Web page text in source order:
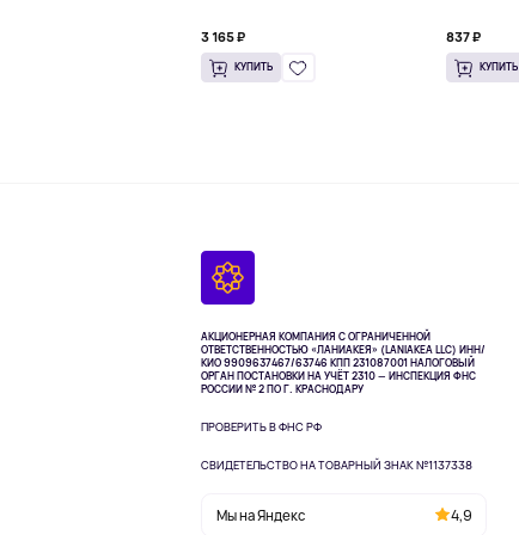
3 165 ₽
КУПИТЬ
837 ₽
КУПИТЬ
АКЦИОНЕРНАЯ КОМПАНИЯ С ОГРАНИЧЕННОЙ
ОТВЕТСТВЕННОСТЬЮ «ЛАНИАКЕЯ» (LANIAKEA LLC) ИНН/
КИО 9909637467/63746 КПП 231087001 НАЛОГОВЫЙ
ОРГАН ПОСТАНОВКИ НА УЧЁТ 2310 — ИНСПЕКЦИЯ ФНС
РОССИИ № 2 ПО Г. КРАСНОДАРУ
ПРОВЕРИТЬ В ФНС РФ
СВИДЕТЕЛЬСТВО НА ТОВАРНЫЙ ЗНАК №1137338
Мы на Яндекс 4,9